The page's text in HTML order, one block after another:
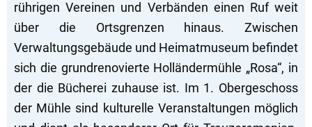
rührigen Vereinen und Verbänden einen Ruf weit
über die Ortsgrenzen hinaus. Zwischen
Verwaltungsgebäude und Heimatmuseum befindet
sich die grundrenovierte Holländermühle „Rosa“, in
der die Bücherei zuhause ist. Im 1. Obergeschoss
der Mühle sind kulturelle Veranstaltungen möglich